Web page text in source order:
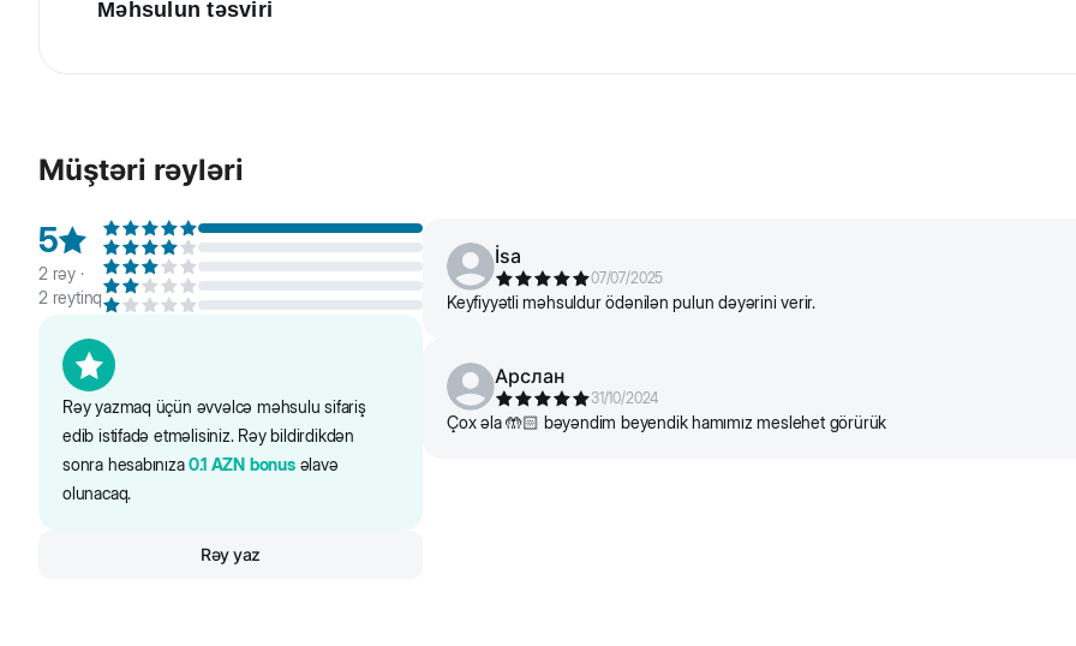
Məhsulun təsviri
vasitə ilə yuyun və təbii şəkildə qurudun.
Müştəri rəyləri
5
2rəy ·
2reytinq
Rəy yazmaq üçün əvvəlcə məhsulu sifariş
edib istifadə etməlisiniz. Rəy bildirdikdən
sonra hesabınıza0.1 AZN bonusəlavə
olunacaq.
Rəy yaz
İsa
07/07/2025
Keyfiyyətli məhsuldur ödənilən pulun dəyərini verir.
Арслан
31/10/2024
Çox əla 🤲🏻 bəyəndim beyendik hamımız meslehet görürük